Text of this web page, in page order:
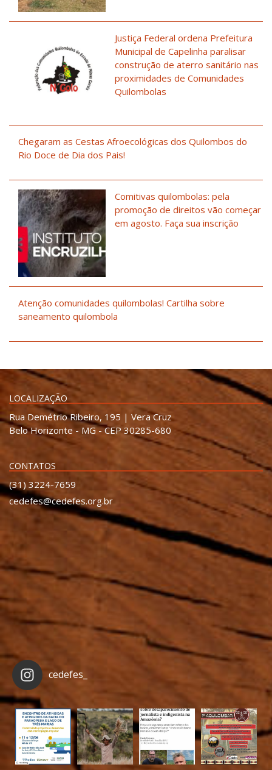
Justiça Federal ordena Prefeitura
Municipal de Capelinha paralisar
construção de aterro sanitário nas
proximidades de Comunidades
Quilombolas
Chegaram as Cestas Afroecológicas dos Quilombos do
Rio Doce de Dia dos Pais!
Comitivas quilombolas: pela
promoção de direitos vão começar
em agosto. Faça sua inscrição
Atenção comunidades quilombolas! Cartilha sobre
saneamento quilombola
LOCALIZAÇÃO
Rua Demétrio Ribeiro, 195 | Vera Cruz
Belo Horizonte - MG - CEP 30285-680
CONTATOS
(31) 3224-7659
cedefes@cedefes.org.br
cedefes_